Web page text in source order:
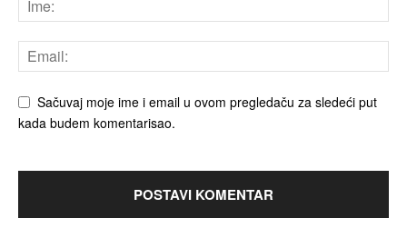
Sačuvaj moje ime i email u ovom pregledaču za sledeći put
kada budem komentarisao.